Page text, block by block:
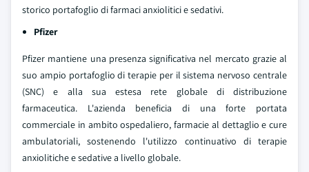
storico portafoglio di farmaci anxiolitici e sedativi.
Pfizer
Pfizer mantiene una presenza significativa nel mercato grazie al
suo ampio portafoglio di terapie per il sistema nervoso centrale
(SNC) e alla sua estesa rete globale di distribuzione
farmaceutica. L'azienda beneficia di una forte portata
commerciale in ambito ospedaliero, farmacie al dettaglio e cure
ambulatoriali, sostenendo l'utilizzo continuativo di terapie
anxiolitiche e sedative a livello globale.